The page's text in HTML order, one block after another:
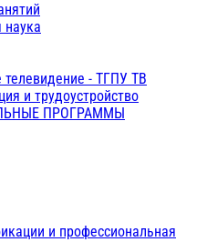
наука
телевидение - ТГПУ ТВ
и трудоустройство
ПРОГРАММЫ
и профессиональная